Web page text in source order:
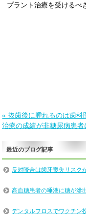
プラント治療を受けるべ
« 抜歯後に腫れるのは歯科
治療の成績が非糖尿病患
最近のブログ記事
反対咬合は歯牙喪失リスク
高血糖患者の唾液に糖が滲
デンタルフロスでワクチン